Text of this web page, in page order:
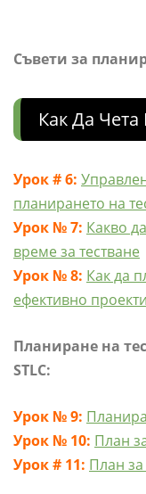
Съвети за
Как Да
Урок # 6:
планирането на
Урок № 7: Какво
време за тестване
Урок № 8: Как да
ефективно
Планиране на
STLC:
Урок № 9:
Урок № 10: План
Урок # 11: План